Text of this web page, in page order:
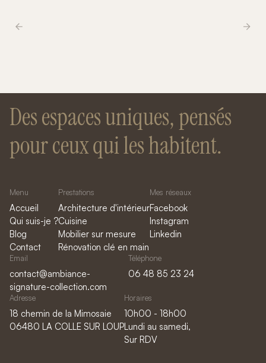
Des espaces uniques, pensés
pour ceux qui les habitent.
Menu
Accueil
Qui suis-je ?
Blog
Contact
Prestations
Architecture d'intérieur
Cuisine
Mobilier sur mesure
Rénovation clé en main
Mes réseaux
Facebook
Instagram
Linkedin
Email
contact@ambiance-
signature-collection.com
Téléphone
06 48 85 23 24
Adresse
18 chemin de la Mimosaie
06480 LA COLLE SUR LOUP
Horaires
10h00 - 18h00
Lundi au samedi,
Sur RDV